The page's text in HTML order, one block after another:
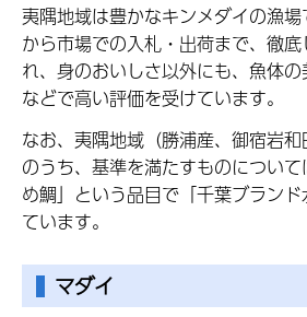
夷隅地域は豊かなキンメダイの漁
から市場での入札・出荷まで、徹
れ、身のおいしさ以外にも、魚体
などで高い評価を受けています。
なお、夷隅地域（勝浦産、御宿岩
のうち、基準を満たすものについ
め鯛」という品目で「千葉ブラン
ています。
マダイ